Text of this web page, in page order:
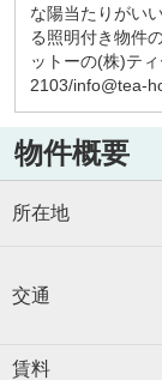
な陽当たりがい
る照明付き物件
ットーの(株)テ
2103/info@tea-
物件概要
所在地
交通
賃料